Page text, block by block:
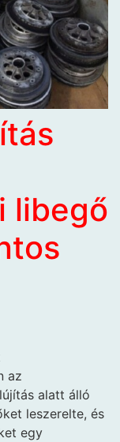
libegő
az
alatt álló
leszerelte, és
egy